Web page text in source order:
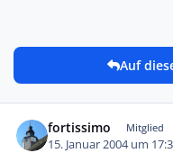
Auf
fortissimo Mitglied
15. Januar 2004 um